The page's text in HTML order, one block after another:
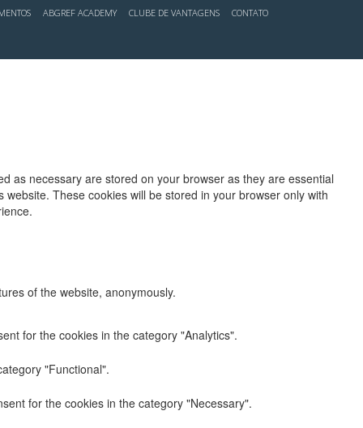
ABGREF ACADEMY CLUBE DE VANTAGENS CONTATO
as necessary are stored on your browser as they are essential
These cookies will be stored in your browser only with
of the website, anonymously.
for the cookies in the category "Analytics".
"Functional".
for the cookies in the category "Necessary".